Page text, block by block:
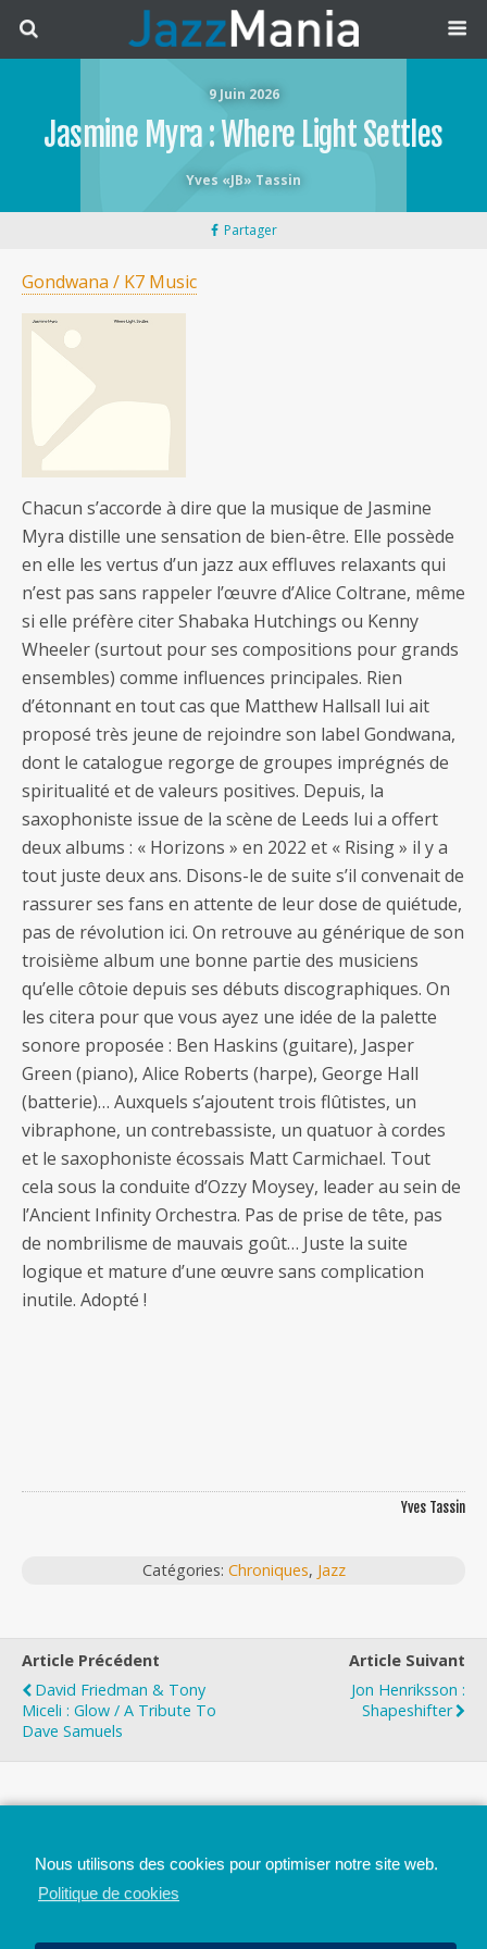
9 Juin 2026
Jasmine Myra : Where Light Settles
Yves «JB» Tassin
Partager
Gondwana / K7 Music
Chacun s’accorde à dire que la musique de Jasmine
Myra distille une sensation de bien-être. Elle possède
en elle les vertus d’un jazz aux effluves relaxants qui
n’est pas sans rappeler l’œuvre d’Alice Coltrane, même
si elle préfère citer Shabaka Hutchings ou Kenny
Wheeler (surtout pour ses compositions pour grands
ensembles) comme influences principales. Rien
d’étonnant en tout cas que Matthew Hallsall lui ait
proposé très jeune de rejoindre son label Gondwana,
dont le catalogue regorge de groupes imprégnés de
spiritualité et de valeurs positives. Depuis, la
saxophoniste issue de la scène de Leeds lui a offert
deux albums : « Horizons » en 2022 et « Rising » il y a
tout juste deux ans. Disons-le de suite s’il convenait de
rassurer ses fans en attente de leur dose de quiétude,
pas de révolution ici. On retrouve au générique de son
troisième album une bonne partie des musiciens
qu’elle côtoie depuis ses débuts discographiques. On
les citera pour que vous ayez une idée de la palette
sonore proposée : Ben Haskins (guitare), Jasper
Green (piano), Alice Roberts (harpe), George Hall
(batterie)… Auxquels s’ajoutent trois flûtistes, un
vibraphone, un contrebassiste, un quatuor à cordes
et le saxophoniste écossais Matt Carmichael. Tout
cela sous la conduite d’Ozzy Moysey, leader au sein de
l’Ancient Infinity Orchestra. Pas de prise de tête, pas
de nombrilisme de mauvais goût… Juste la suite
logique et mature d’une œuvre sans complication
inutile. Adopté !
Yves Tassin
Catégories: Chroniques, Jazz
Article Précédent
David Friedman & Tony
Miceli : Glow / A Tribute To
Dave Samuels
Article Suivant
Jon Henriksson :
Shapeshifter
Nous utilisons des cookies pour optimiser notre site web.
Politique de cookies